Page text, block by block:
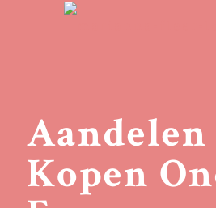
Aandelen
Kopen